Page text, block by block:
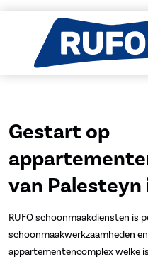
Gestart op
van
RUFO schoonmaakdiensten is
schoonmaakwerkzaamheden
appartementencomplex welke